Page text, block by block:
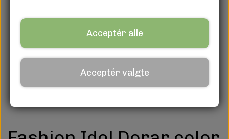
Acceptér alle
Acceptér valgte